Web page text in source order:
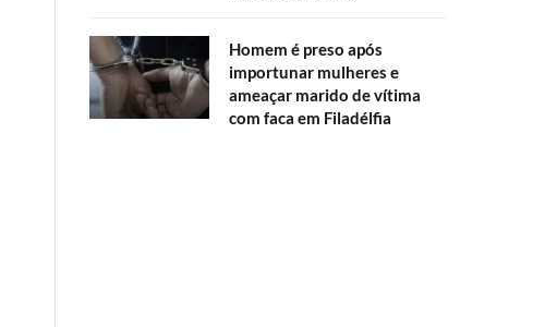
Homem é preso após
importunar mulheres e
ameaçar marido de vítima
com faca em Filadélfia